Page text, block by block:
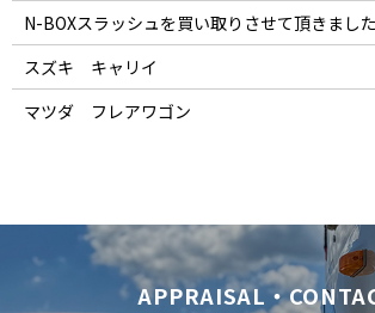
N-BOXスラッシュを買い取りさせて頂きました
スズキ キャリイ
マツダ フレアワゴン
APPRAISAL・